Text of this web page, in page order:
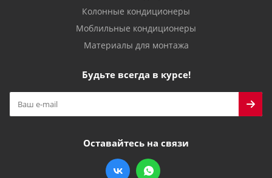
Колонные кондиционеры
Моблильные кондиционеры
Материалы для монтажа
Будьте всегда в курсе!
Оставайтесь на связи